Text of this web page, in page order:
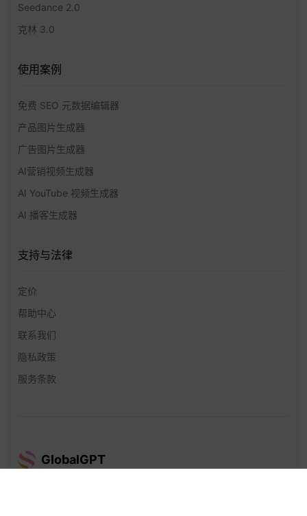
Seedance 2.0
克林 3.0
使用案例
免费 SEO 元数据编辑器
产品图片生成器
广告图片生成器
AI营销视频生成器
AI YouTube 视频生成器
AI 播客生成器
支持与法律
定价
帮助中心
联系我们
隐私政策
服务条款
GlobalGPT